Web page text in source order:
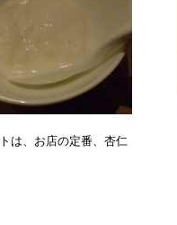
は、お店の定番、杏仁